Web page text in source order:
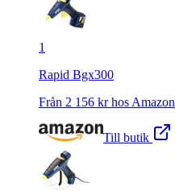
1
Rapid Bgx300
Från 2 156 kr hos Amazon
Till butik